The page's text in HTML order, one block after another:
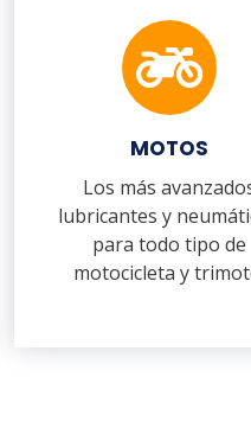
MOTOS
Los más
lubricantes y
para todo tipo de
motocicleta y